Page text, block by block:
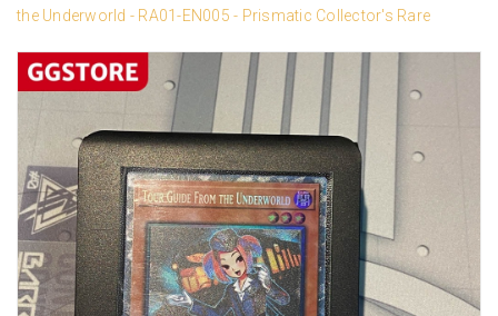
the Underworld - RA01-EN005 - Prismatic Collector's Rare